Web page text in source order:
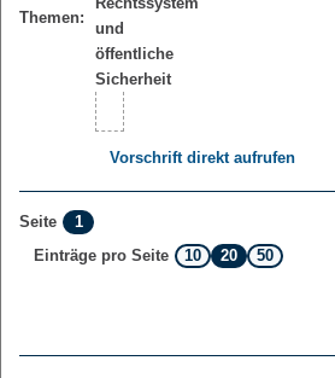
Themen:
Vorschrift direkt aufrufen
Seite
1
Einträge pro Seite
10 20 50